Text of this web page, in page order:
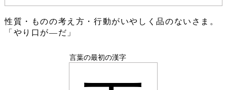
性質・ものの考え方・行動がいやしく品のないさま。
「やり口が―だ」
言葉の最初の漢字